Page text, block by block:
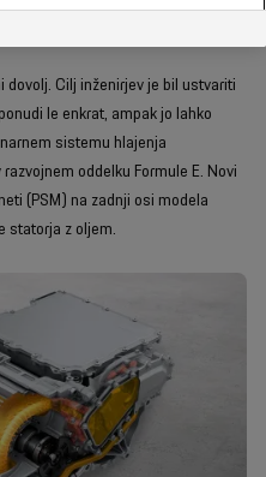
dovolj. Cilj inženirjev je bil ustvariti
le enkrat, ampak jo lahko
sistemu hlajenja
oddelku Formule E. Novi
(PSM) na zadnji osi modela
statorja z oljem.